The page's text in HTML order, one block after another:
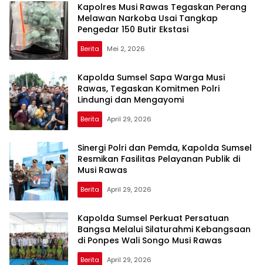
Kapolres Musi Rawas Tegaskan Perang
Melawan Narkoba Usai Tangkap
Pengedar 150 Butir Ekstasi
Berita Mei 2, 2026
Kapolda Sumsel Sapa Warga Musi
Rawas, Tegaskan Komitmen Polri
Lindungi dan Mengayomi
Berita April 29, 2026
Sinergi Polri dan Pemda, Kapolda Sumsel
Resmikan Fasilitas Pelayanan Publik di
Musi Rawas
Berita April 29, 2026
Kapolda Sumsel Perkuat Persatuan
Bangsa Melalui Silaturahmi Kebangsaan
di Ponpes Wali Songo Musi Rawas
Berita April 29, 2026